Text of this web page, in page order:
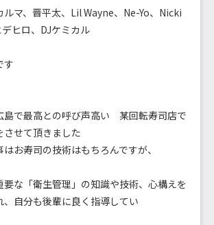
マ、晋平太、Lil Wayne、Ne-Yo、Nicki
ヒロ、DJケミカル
す
島で最高との呼び声高い 某回転寿司店で
せて頂きました
お寿司の技術はもちろんですが、
な「衛生管理」の知識や技術、心構えを
自分も後輩に良く指導してい